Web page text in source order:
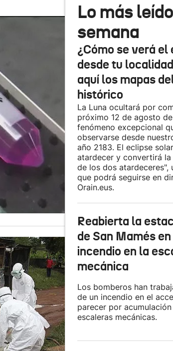
Lo más
semana
¿Cómo se verá
desde tu
aquí los mapas
histórico
La Luna ocultará por
próximo 12 de agosto
fenómeno excepcional
observarse desde
año 2183. El eclipse
atardecer y convertirá la
de los dos atardeceres",
que podrá seguirse en
Orain.eus.
Reabierta la
de San Mamés
incendio en la
mecánica
Los bomberos han
de un incendio en el
parecer por
escaleras mecánicas.